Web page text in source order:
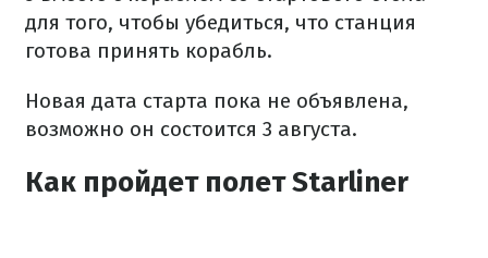
для того, чтобы убедиться, что станция
готова принять корабль.
Новая дата старта пока не объявлена,
возможно он состоится 3 августа.
Как пройдет полет Starliner